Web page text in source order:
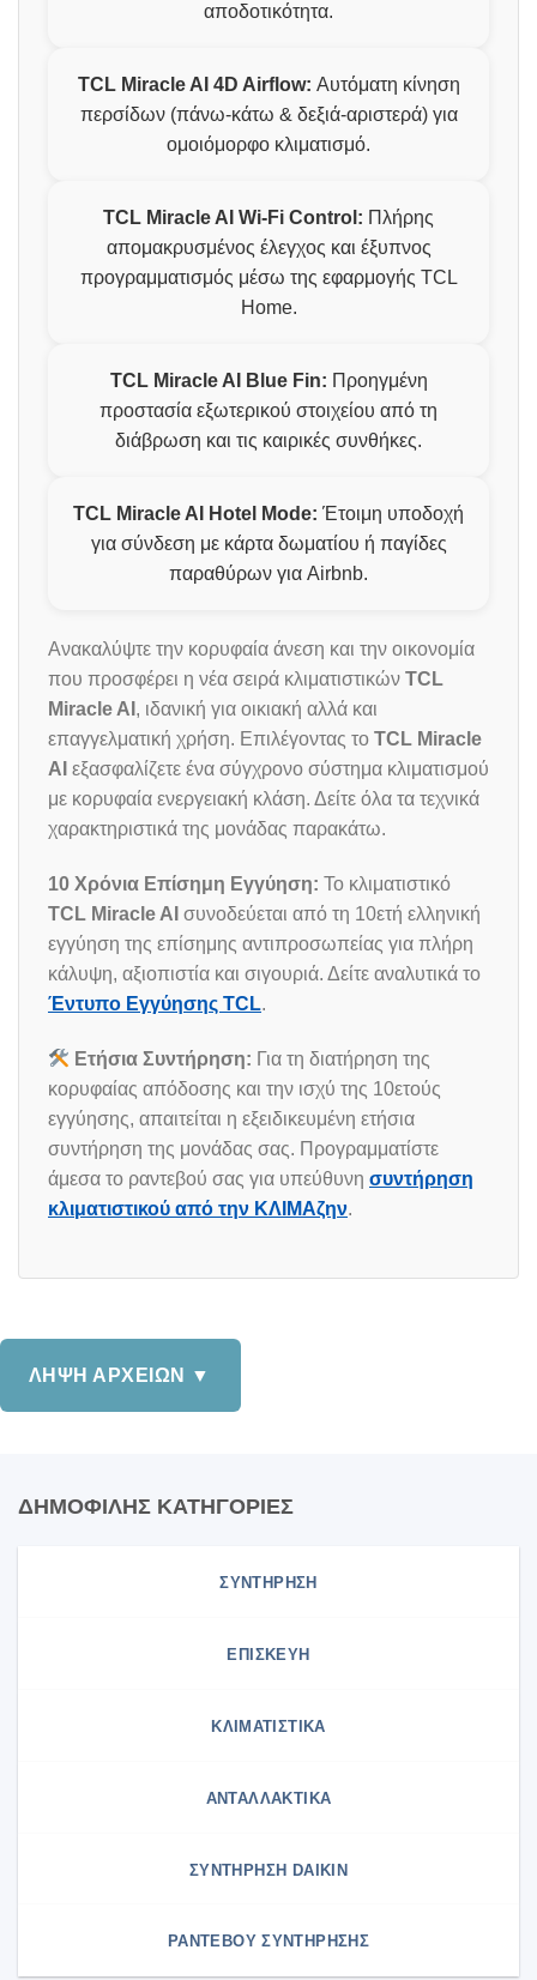
αποδοτικότητα.
TCL Miracle AI 4D Airflow: Αυτόματη κίνηση
περσίδων (πάνω-κάτω & δεξιά-αριστερά) για
ομοιόμορφο κλιματισμό.
TCL Miracle AI Wi-Fi Control: Πλήρης
απομακρυσμένος έλεγχος και έξυπνος
προγραμματισμός μέσω της εφαρμογής TCL
Home.
TCL Miracle AI Blue Fin: Προηγμένη
προστασία εξωτερικού στοιχείου από τη
διάβρωση και τις καιρικές συνθήκες.
TCL Miracle AI Hotel Mode: Έτοιμη υποδοχή
για σύνδεση με κάρτα δωματίου ή παγίδες
παραθύρων για Airbnb.
Ανακαλύψτε την κορυφαία άνεση και την οικονομία
που προσφέρει η νέα σειρά κλιματιστικών TCL
Miracle AI , ιδανική για οικιακή αλλά και
επαγγελματική χρήση. Επιλέγοντας το TCL Miracle
AI εξασφαλίζετε ένα σύγχρονο σύστημα κλιματισμού
με κορυφαία ενεργειακή κλάση. Δείτε όλα τα τεχνικά
χαρακτηριστικά της μονάδας παρακάτω.
10 Χρόνια Επίσημη Εγγύηση: Το κλιματιστικό
TCL Miracle AI συνοδεύεται από τη 10ετή ελληνική
εγγύηση της επίσημης αντιπροσωπείας για πλήρη
κάλυψη, αξιοπιστία και σιγουριά. Δείτε αναλυτικά το
Έντυπο Εγγύησης TCL.
Ετήσια Συντήρηση: Για τη διατήρηση της
κορυφαίας απόδοσης και την ισχύ της 10ετούς
εγγύησης, απαιτείται η εξειδικευμένη ετήσια
συντήρηση της μονάδας σας. Προγραμματίστε
άμεσα το ραντεβού σας για υπεύθυνη συντήρηση
κλιματιστικού από την ΚΛΙΜΑζην.
ΛΗΨΗ ΑΡΧΕΙΩΝ ▼
ΔΗΜΟΦΙΛΗΣ ΚΑΤΗΓΟΡΙΕΣ
ΣΥΝΤΗΡΗΣΗ
ΕΠΙΣΚΕΥΗ
ΚΛΙΜΑΤΙΣΤΙΚΑ
ΑΝΤΑΛΛΑΚΤΙΚΑ
ΣΥΝΤΉΡΗΣΗ DAIKIN
ΡΑΝΤΕΒΟΥ ΣΥΝΤΗΡΗΣΗΣ